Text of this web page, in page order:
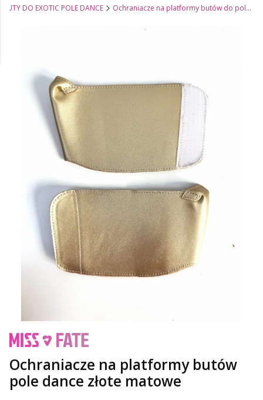
BUTY DO EXOTIC POLE DANCE Ochraniacze na platformy butów do pole dance
Ochraniacze na platformy butów
pole dance złote matowe